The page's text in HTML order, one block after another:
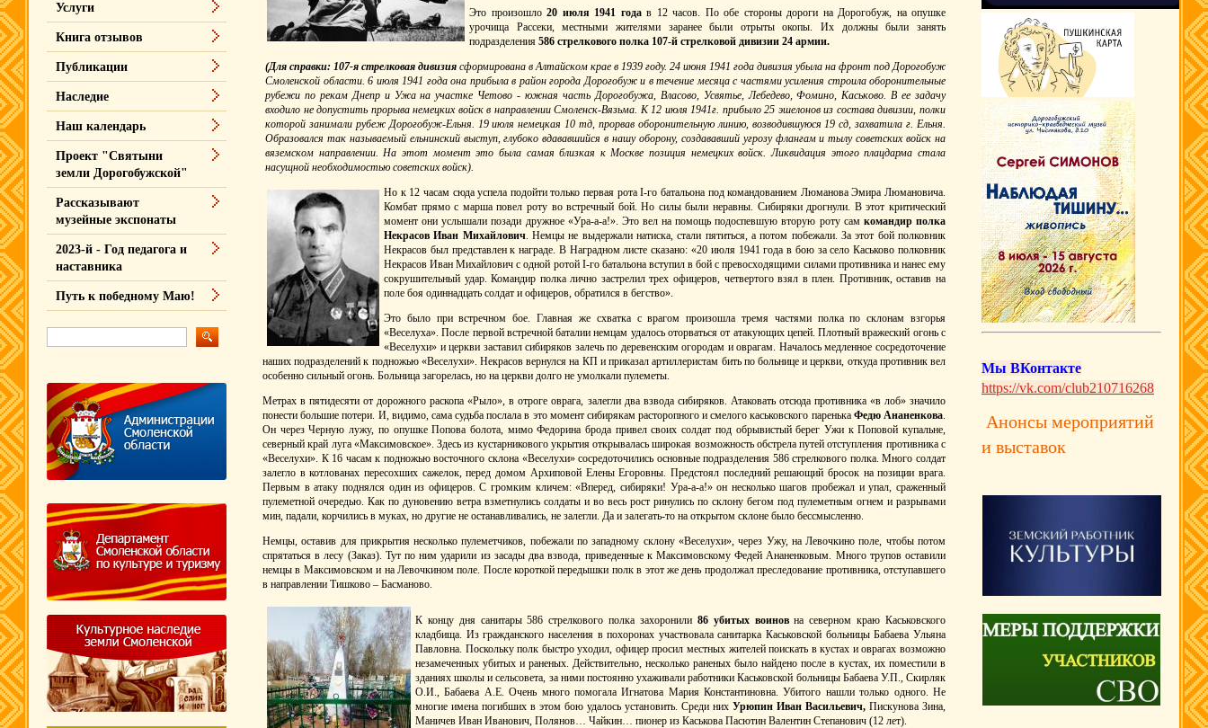
Это произошло 20 июля 1941 года в 12 часов. По обе стороны дороги на Дорогобуж, на опушке
урочища Рассеки, местными жителями заранее были отрыты окопы. Их должны были занять
подразделения 586 стрелкового полка 107-й стрелковой дивизии 24 армии.
(Для справки: 107-я стрелковая дивизия сформирована в Алтайском крае в 1939 году. 24 июня 1941 года дивизия убыла на фронт под Дорогобуж
Смоленской области. 6 июля 1941 года она прибыла в район города Дорогобуж и в течение месяца с частями усиления строила оборонительные
рубежи по рекам Днепр и Ужа на участке Четово - южная часть Дорогобужа, Власово, Усвятье, Лебедево, Фомино, Каськово. В ее задачу
входило не допустить прорыва немецких войск в направлении Смоленск-Вязьма. К 12 июля 1941г. прибыло 25 эшелонов из состава дивизии, полки
которой занимали рубеж Дорогобуж-Ельня.
19 июля немецкая 10 тд, прорвав оборонительную линию, возводившуюся 19 сд, захватила г. Ельня.
Образовался так называемый ельнинский выступ, глубоко вдававшийся в нашу оборону, создававший угрозу флангам и тылу советских войск на
вяземском направлении. На этот момент это была самая близкая к Москве позиция немецких войск. Ликвидация этого плацдарма стала
насущной необходимостью советских войск).
Но к 12 часам сюда успела подойти только первая рота I-го батальона под командованием Люманова Эмира Люмановича.
Комбат прямо с марша повел роту во встречный бой. Но силы были неравны. Сибиряки дрогнули. В этот критический
момент они услышали позади дружное «Ура-а-а!». Это вел на помощь подоспевшую вторую роту сам командир полка
Некрасов Иван Михайлович. Немцы не выдержали натиска, стали пятиться, а потом побежали. За этот бой полковник
Некрасов был представлен к награде. В Наградном листе сказано: «20 июля 1941 года в бою за село Каськово полковник
Некрасов Иван Михайлович с одной ротой I-го батальона вступил в бой с превосходящими силами противника и нанес ему
сокрушительный удар. Командир полка лично застрелил трех офицеров, четвертого взял в плен. Противник, оставив на
поле боя одиннадцать солдат и офицеров, обратился в бегство».
Это было при встречном бое. Главная же схватка с врагом произошла тремя частями полка по склонам взгорья
«Веселуха». После первой встречной баталии немцам удалось оторваться от атакующих цепей. Плотный вражеский огонь с
«Веселухи» и церкви заставил сибиряков залечь по деревенским огородам и оврагам. Началось медленное сосредоточение
наших подразделений к подножью «Веселухи». Некрасов вернулся на КП и приказал артиллеристам бить по больнице и церкви, откуда противник вел
особенно сильный огонь. Больница загорелась, но на церкви долго не умолкали пулеметы.
Метрах в пятидесяти от дорожного раскопа «Рыло», в отроге оврага, залегли два взвода сибиряков. Атаковать отсюда противника «в лоб» значило
понести большие потери. И, видимо, сама судьба послала в это момент сибирякам расторопного и смелого каськовского паренька Федю Ананенкова
Он через Черную лужу, по опушке Попова болота, мимо Федорина брода привел своих солдат под обрывистый берег Ужи к Поповой купальне,
северный край луга «Максимовское». Здесь из кустарникового укрытия открывалась широкая возможность обстрела путей отступления противника с
«Веселухи». К 16 часам к подножью восточного склона «Веселухи» сосредоточились основные подразделения 586 стрелкового полка. Много солдат
залегло в котлованах пересохших сажелок, перед домом Архиповой Елены Егоровны. Предстоял последний решающий бросок на позиции врага.
Первым в атаку поднялся один из офицеров. С громким кличем: «Вперед, сибиряки! Ура-а-а!» он несколько шагов пробежал и упал, сраженный
пулеметной очередью. Как по дуновению ветра взметнулись солдаты и во весь рост ринулись по склону бегом под пулеметным огнем и разрывами
мин, падали, корчились в муках, но другие не останавливались, не залегли. Да и залегать-то на открытом склоне было бессмысленно.
Немцы, оставив для прикрытия несколько пулеметчиков, побежали по западному склону «Веселухи», через Ужу, на Левочкино поле, чтобы потом
спрятаться в лесу (Заказ). Тут по ним ударили из засады два взвода, приведенные к Максимовскому Федей Ананенковым. Много трупов оставили
немцы в Максимовском и на Левочкином поле. После короткой передышки полк в этот же день продолжал преследование противника, отступавшего
в направлении Тишково – Басманово.
К концу дня санитары 586 стрелкового полка захоронили 86 убитых воиновна северном краю Каськовского
кладбища. Из гражданского населения в похоронах участвовала санитарка Каськовской больницы Бабаева Ульяна
Павловна. Поскольку полк быстро уходил, офицер просил местных жителей поискать в кустах и оврагах возможно
незамеченных убитых и раненых. Действительно, несколько раненых было найдено после в кустах, их поместили в
зданиях школы и сельсовета, за ними постоянно ухаживали работники Каськовской больницы Бабаева У.П., Скирляк
О.И., Бабаева А.Е. Очень много помогала Игнатова Мария Константиновна. Убитого нашли только одного. Не
многие имена погибших в этом бою удалось установить. Среди них Урюпин Иван Васильевич,Пискунова Зина,
Маничев Иван Иванович, Полянов… Чайкин… пионер из Каськова Пасютин Валентин Степанович (12 лет).
Услуги
Книга отзывов
Публикации
Наследие
Наш календарь
Проект "Святыни
земли Дорогобужской"
Рассказывают
музейные экспонаты
2023-й - Год педагога и
наставника
Путь к победному Маю!
Мы ВКонтакте
https://vk.com/club210716268
Анонсы мероприятий
и выставок